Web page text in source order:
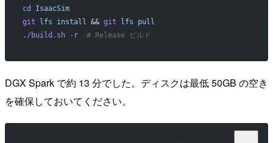
cd
IsaacSim
git lfs install && git lfs pull
./build.sh -r
  # Release ビルド
DGX Spark で約 13 分でした。ディスクは最低 50GB の空き
を確保しておいてください。